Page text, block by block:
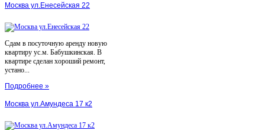
Москва ул.Енесейская 22
Сдам в посуточную аренду новую
квартиру ус.м. Бабушкинская. В
квартире сделан хороший ремонт,
устано...
Подробнее »
Москва ул.Амундеса 17 к2